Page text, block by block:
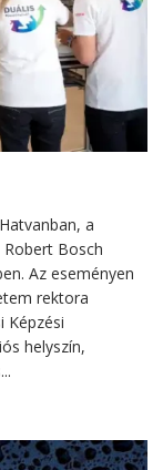
a
Robert Bosch
Az eseményen
rektora
Képzési
helyszín,